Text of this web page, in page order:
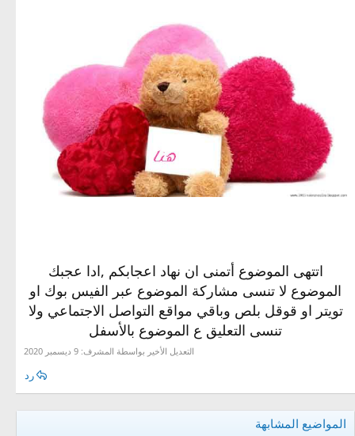
اتتهى الموضوع أتمنى ان نهاد اعجابكم ,ادا عجبك
الموضوع لا تنسى مشاركة الموضوع عبر الفيس بوك او
تويتر او قوقل بلص وباقي مواقع التواصل الاجتماعي ولا
تنسى التعليق ع الموضوع بالأسفل​
التعديل الأخير بواسطة المشرف: 9 ديسمبر 2020
رد
المواضيع المشابهة